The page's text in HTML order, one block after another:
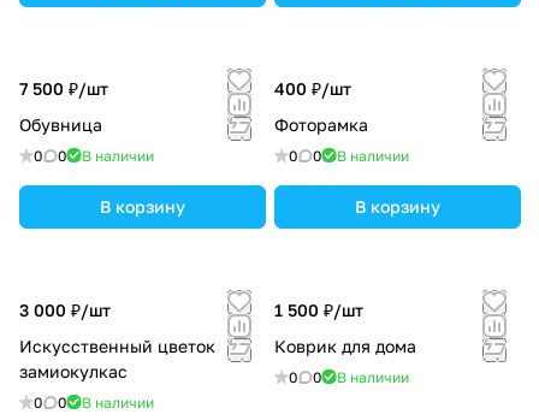
7 500 ₽/шт
Обувница
0 0 В наличии
В корзину
400 ₽/шт
Фоторамка
0 0 В наличии
В корзину
3 000 ₽/шт
Искусственный цветок
замиокулкас
0 0 В наличии
1 500 ₽/шт
Коврик для дома
0 0 В наличии